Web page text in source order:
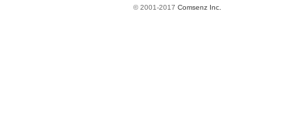
© 2001-2017 Comsenz Inc.